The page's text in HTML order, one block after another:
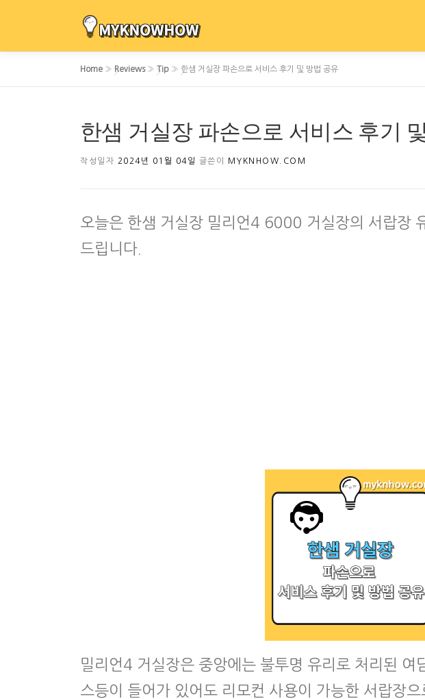
Home » Reviews» Tip » 한샘 거실장 파손으로 서비스 후기 및 방법 공유
한샘 거실장 파손으로 서비스 후기
작성일자 2024년 01월 04일 글쓴이 MYKNHOW.COM
오늘은 한샘 거실장 밀리언4 6000 거실장의 서랍장
드립니다.
밀리언4 거실장은 중앙에는 불투명 유리로 처리된 여
스등이 들어가 있어도 리모컨 사용이 가능한 서랍장